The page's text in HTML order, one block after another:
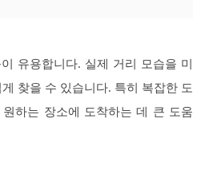
유용합니다. 실제 거리 모습을 미
찾을 수 있습니다. 특히 복잡한 도
하는 장소에 도착하는 데 큰 도움